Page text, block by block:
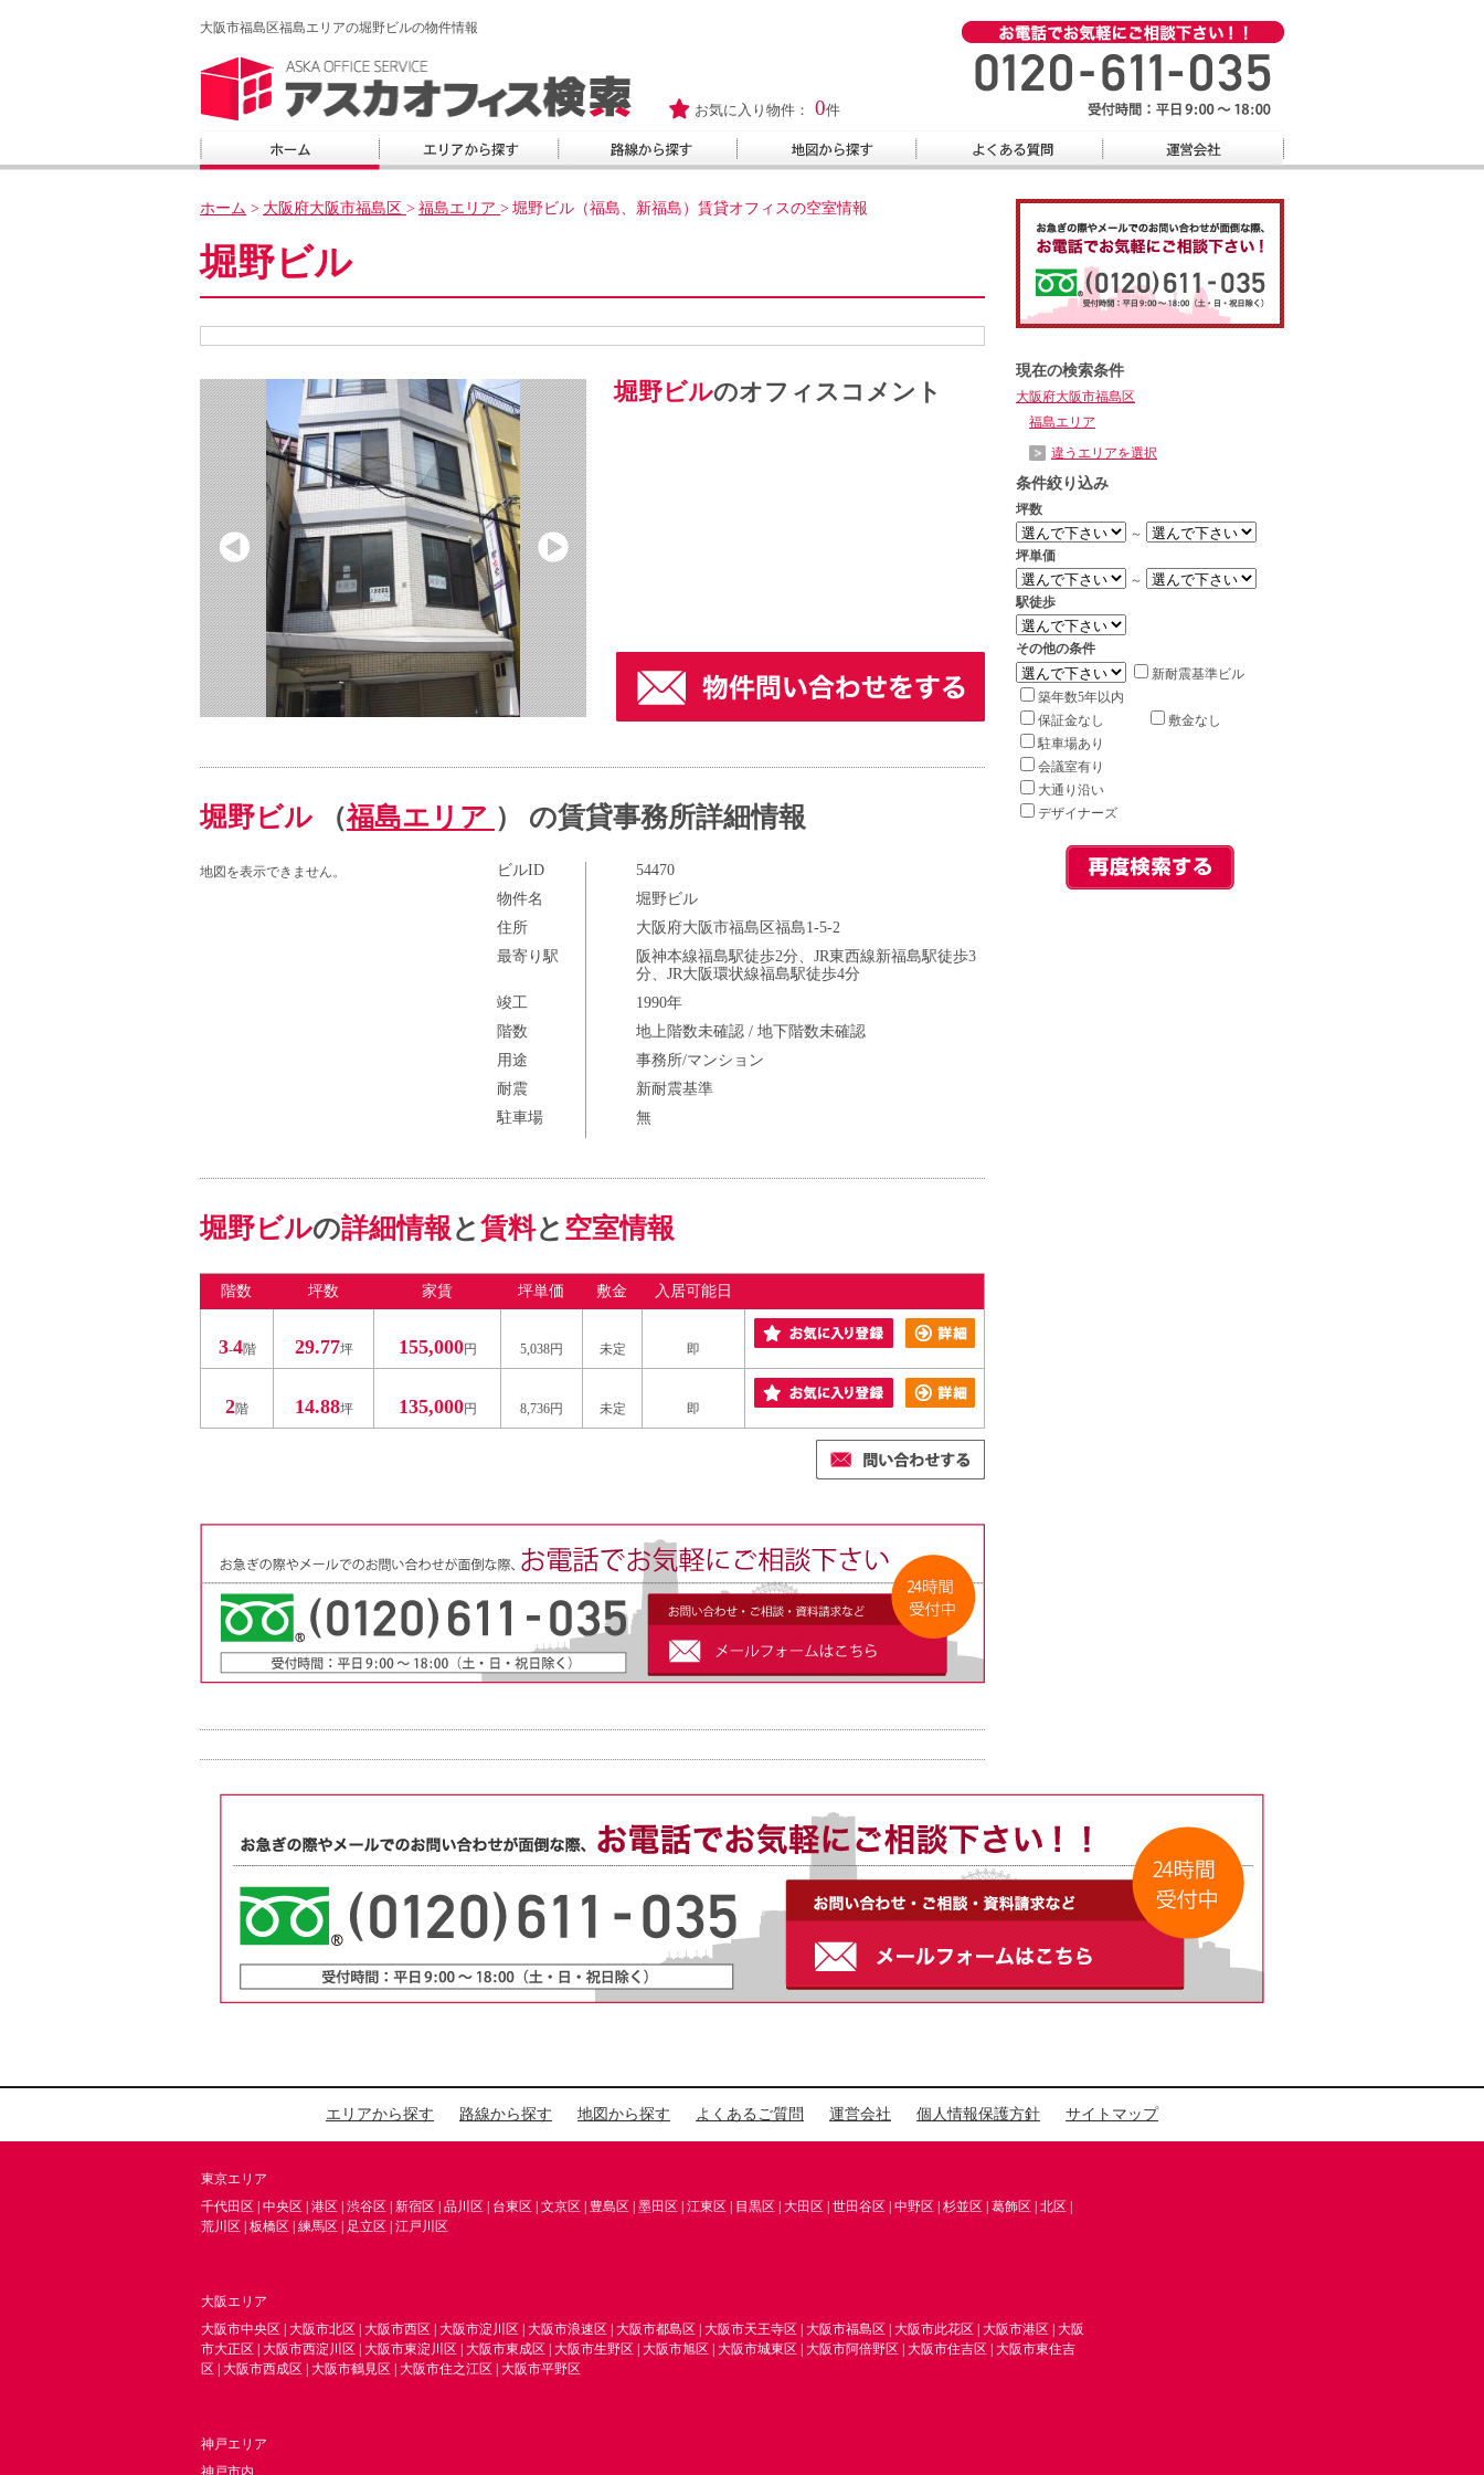
大阪市福島区福島エリアの堀野ビルの物件情報
お気に入り物件： 0件
ホーム > 大阪府大阪市福島区 > 福島エリア > 堀野ビル（福島、新福島）賃貸オフィスの空室情報
堀野ビル
堀野ビルのオフィスコメント
堀野ビル （福島エリア ） の賃貸事務所詳細情報
地図を表示できません。 ビルID
54470
物件名
堀野ビル
住所
大阪府大阪市福島区福島1-5-2
最寄り駅
阪神本線福島駅徒歩2分、JR東西線新福島駅徒歩3
分、JR大阪環状線福島駅徒歩4分
竣工
1990年
階数
地上階数未確認 / 地下階数未確認
用途
事務所/マンション
耐震
新耐震基準
駐車場
無
堀野ビルの詳細情報 と賃料と 空室情報
階数 坪数 家賃 坪単価 敷金 入居可能日
3-4階 29.77坪 155,000円 5,038円 未定 即
2階 14.88坪 135,000円 8,736円 未定 即
現在の検索条件
大阪府大阪市福島区
福島エリア
違うエリアを選択
条件絞り込み
坪数
～
坪単価
～
駅徒歩
その他の条件
新耐震基準ビル
築年数5年以内
保証金なし
敷金なし
駐車場あり
会議室有り
大通り沿い
デザイナーズ
エリアから探す 路線から探す 地図から探す よくあるご質問 運営会社 個人情報保護方針 サイトマップ
東京エリア
千代田区
中央区 港区 渋谷区 新宿区 品川区 台東区 文京区 豊島区 墨田区 江東区 目黒区 大田区 世田谷区 中野区 杉並区 葛飾区 北区
荒川区
板橋区 練馬区 足立区 江戸川区
大阪エリア
大阪市中央区
大阪市北区 大阪市西区 大阪市淀川区 大阪市浪速区 大阪市都島区 大阪市天王寺区 大阪市福島区 大阪市此花区 大阪市港区
大阪
市大正区
大阪市西淀川区 大阪市東淀川区 大阪市東成区 大阪市生野区 大阪市旭区 大阪市城東区 大阪市阿倍野区 大阪市住吉区
大阪市東住吉
区
大阪市西成区 大阪市鶴見区 大阪市住之江区 大阪市平野区
神戸エリア
神戸市内